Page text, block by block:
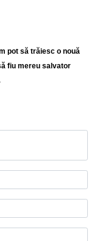
pot să trăiesc o nouă
fiu mereu salvator